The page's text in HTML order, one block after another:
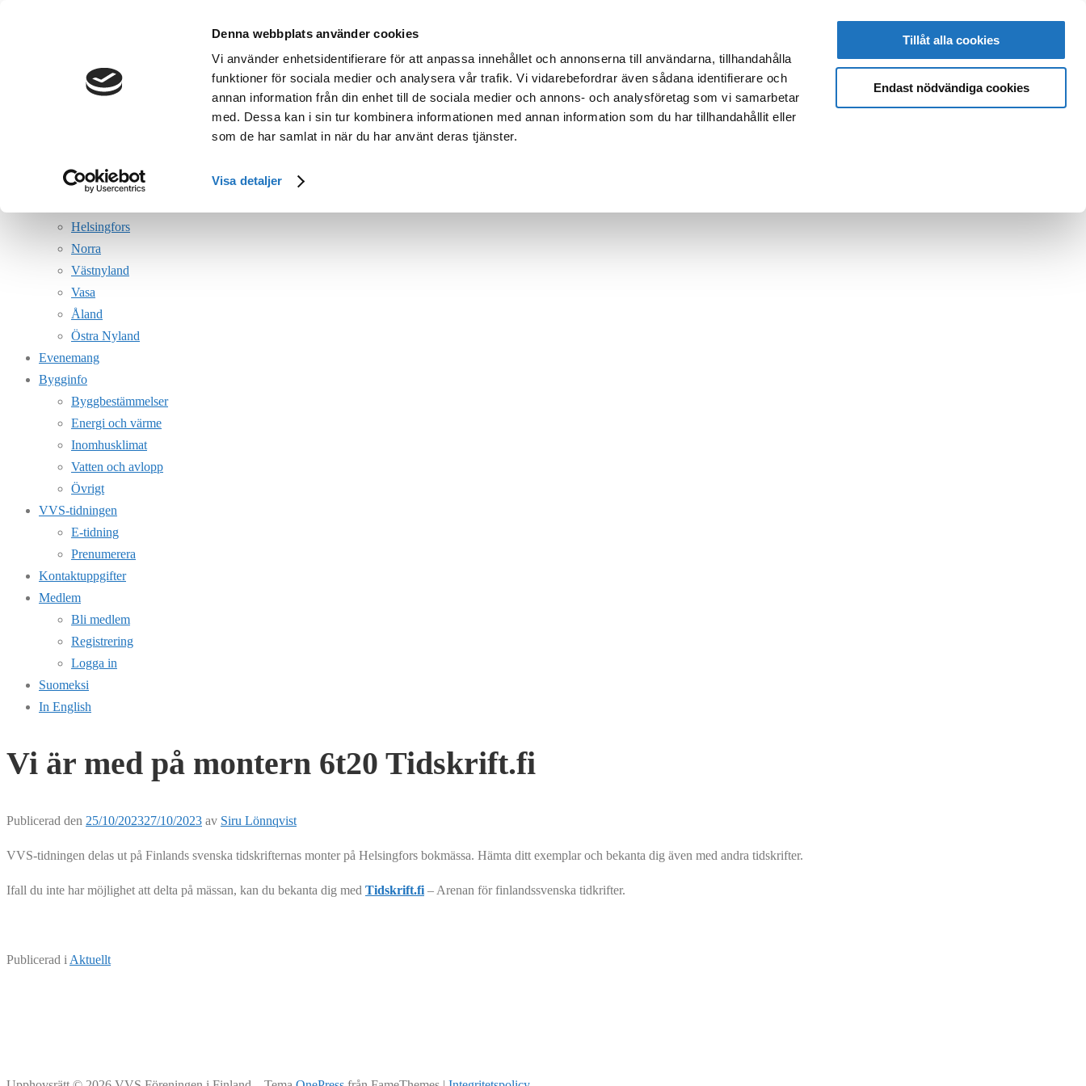
Denna webbplats använder cookies
Vi använder enhetsidentifierare för att anpassa innehållet och annonserna till användarna, tillhandahålla
funktioner för sociala medier och analysera vår trafik. Vi vidarebefordrar även sådana identifierare och
annan information från din enhet till de sociala medier och annons- och analysföretag som vi samarbetar
med. Dessa kan i sin tur kombinera informationen med annan information som du har tillhandahållit eller
som de har samlat in när du har använt deras tjänster.
Visa detaljer
Tillåt alla cookies
Endast nödvändiga cookies
Föreningen
Styrelsen
VERKTYGSBACKEN
Helsingfors
Norra
Västnyland
Vasa
Åland
Östra Nyland
Evenemang
Bygginfo
Byggbestämmelser
Energi och värme
Inomhusklimat
Vatten och avlopp
Övrigt
VVS-tidningen
E-tidning
Prenumerera
Kontaktuppgifter
Medlem
Bli medlem
Registrering
Logga in
Suomeksi
In English
Vi är med på montern 6t20 Tidskrift.fi
Publicerad den 25/10/202327/10/2023 av Siru Lönnqvist
VVS-tidningen delas ut på Finlands svenska tidskrifternas monter på Helsingfors bokmässa. Hämta ditt exemplar och bekanta dig även med andra tidskrifter.
Ifall du inte har möjlighet att delta på mässan, kan du bekanta dig med Tidskrift.fi – Arenan för finlandssvenska tidkrifter.
Publicerad i Aktuellt